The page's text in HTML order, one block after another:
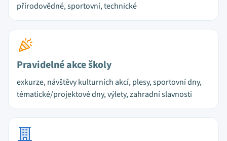
přírodovědné, sportovní, technické
Pravidelné akce školy
exkurze, návštěvy kulturních akcí, plesy, sportovní dny,
tématické/projektové dny, výlety, zahradní slavnosti